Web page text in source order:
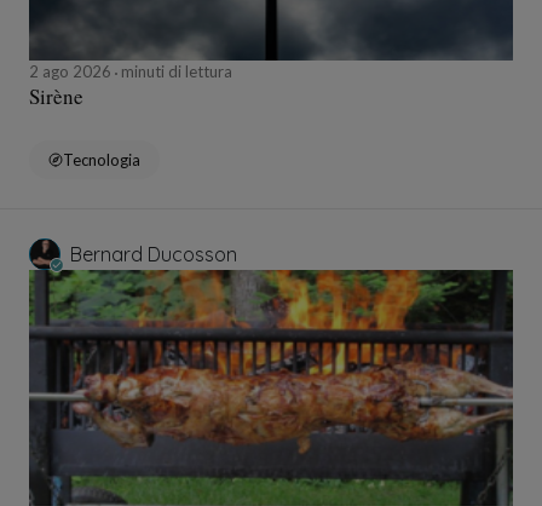
2 ago 2026 minuti di lettura
Sirène
Tecnologia
Bernard Ducosson